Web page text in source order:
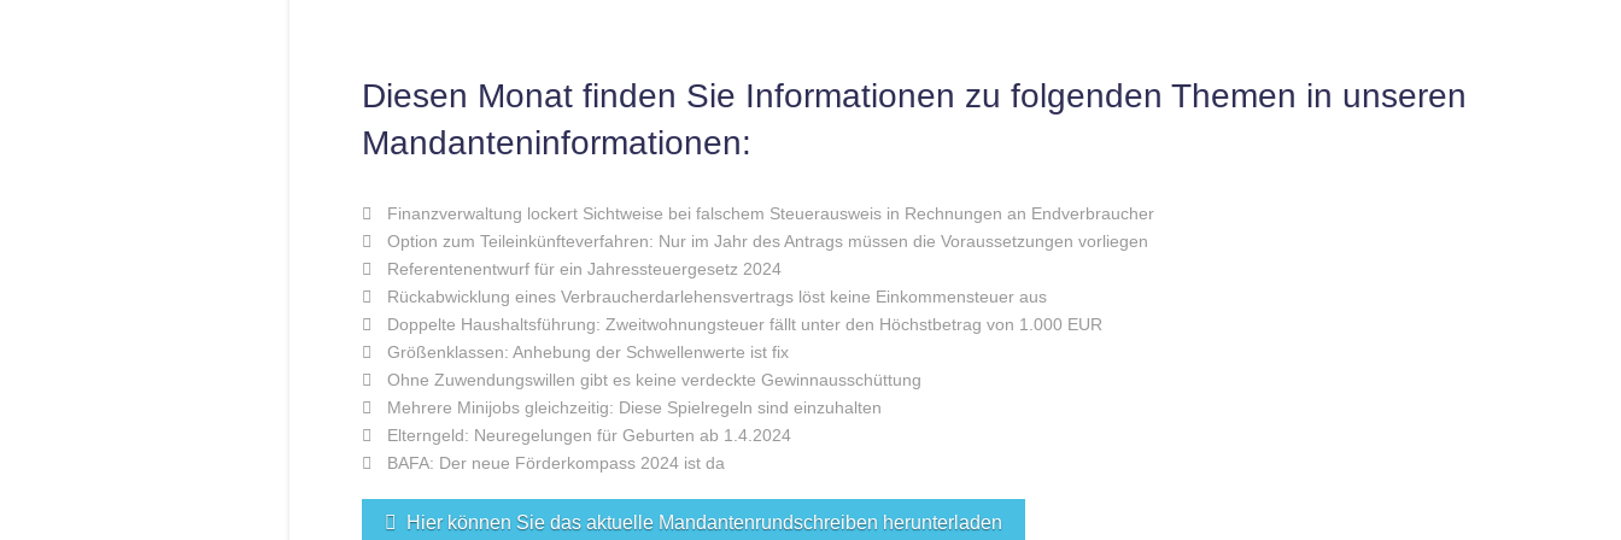
Diesen Monat finden Sie Informationen zu folgenden Themen in unseren
Mandanteninformationen:
Finanzverwaltung lockert Sichtweise bei falschem Steuerausweis in Rechnungen an Endverbraucher
Option zum Teileinkünfteverfahren: Nur im Jahr des Antrags müssen die Voraussetzungen vorliegen
Referentenentwurf für ein Jahressteuergesetz 2024
Rückabwicklung eines Verbraucherdarlehensvertrags löst keine Einkommensteuer aus
Doppelte Haushaltsführung: Zweitwohnungsteuer fällt unter den Höchstbetrag von 1.000 EUR
Größenklassen: Anhebung der Schwellenwerte ist fix
Ohne Zuwendungswillen gibt es keine verdeckte Gewinnausschüttung
Mehrere Minijobs gleichzeitig: Diese Spielregeln sind einzuhalten
Elterngeld: Neuregelungen für Geburten ab 1.4.2024
BAFA: Der neue Förderkompass 2024 ist da
Hier können Sie das aktuelle Mandantenrundschreiben herunterladen